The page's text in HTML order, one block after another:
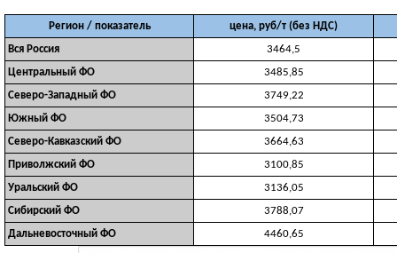
Регион / показатель
цена, руб/т (без НДС)
Вся Россия
3464,5
Центральный ФО
3485,85
Северо-Западный ФО
3749,22
Южный ФО
3504,73
Северо-Кавказский ФО
3664,63
Приволжский ФО
3100,85
Уральский ФО
3136,05
Сибирский ФО
3788,07
Дальневосточный ФО
4460,65